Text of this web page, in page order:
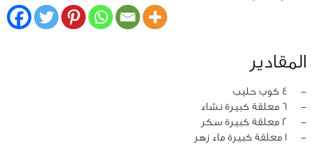
المقادير
‏-
4 كوب حليب
‏-
6 معلقة كبيرة نشاء
‏-
2 معلقة كبيرة سكر
‏-
1 معلقة كبيرة ماء زهر